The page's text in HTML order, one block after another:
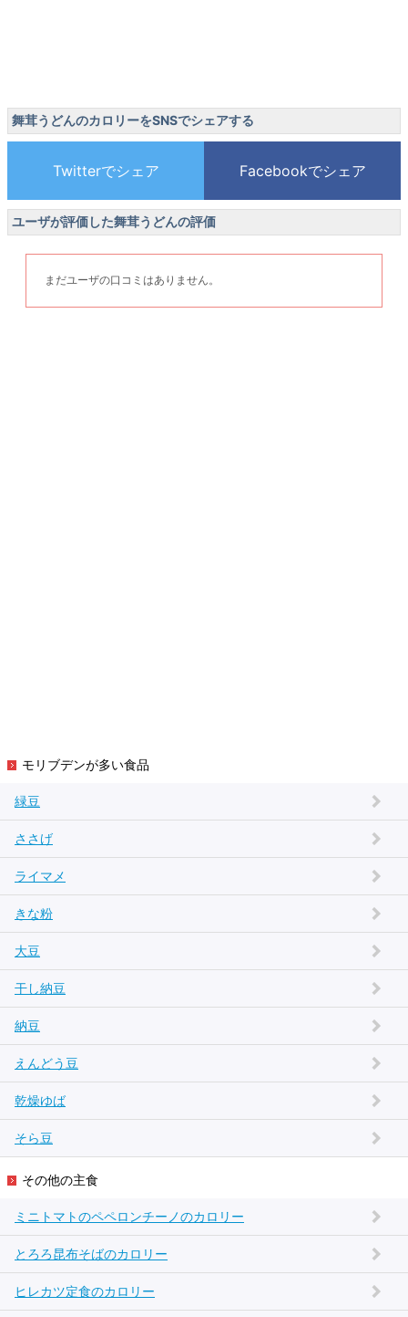
舞茸うどんのカロリーをSNSでシェアする
ユーザが評価した舞茸うどんの評価
まだユーザの口コミはありません。
モリブデンが多い食品
緑豆
ささげ
ライマメ
きな粉
大豆
干し納豆
納豆
えんどう豆
乾燥ゆば
そら豆
その他の主食
ミニトマトのペペロンチーノのカロリー
とろろ昆布そばのカロリー
ヒレカツ定食のカロリー